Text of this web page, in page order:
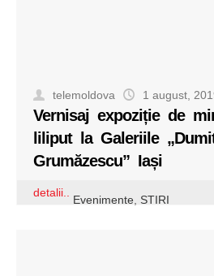
telemoldova 1 august,
Vernisaj expoziție de
liliput la Galeriile
Grumăzescu” Iași
detalii..
Evenimente STIRI